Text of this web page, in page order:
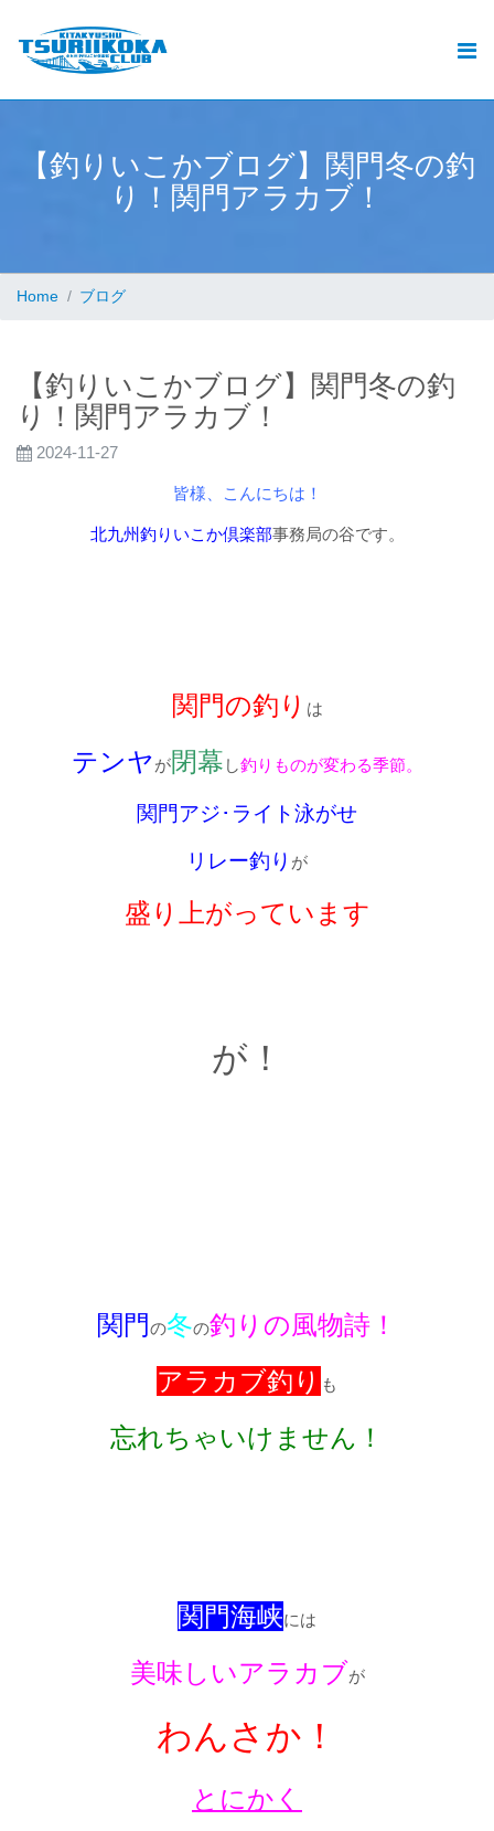
【釣 り いこ かブ ロ グ】 関 門冬の釣
り
！ 関 門 ア ラ カ ブ ！
Home ブログ
【釣りいこかブログ】関門冬の釣
り！関門アラカブ！
2024-11-27
皆様、こんにちは！
北九州釣りいこか倶楽部事務局の谷です。
関門の釣り は
テンヤが閉幕 し釣りものが変わる季節。
関門アジ･ライト泳がせ
リレー釣り が
盛り上がっています
が！
関門の冬の釣りの風物詩！
アラカブ釣り も
忘れちゃいけません！
関門海峡には
美味しいアラカブが
わんさか！
とにかく